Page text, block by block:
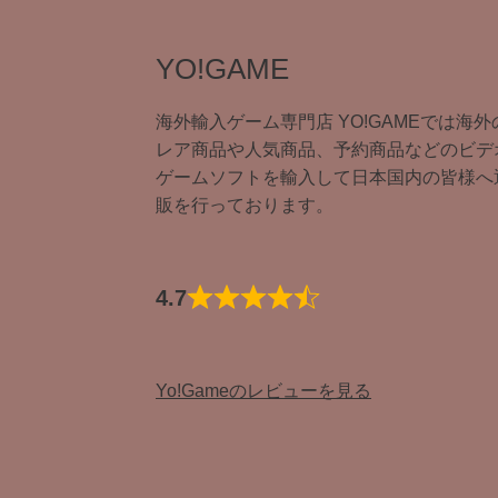
YO!GAME
海外輸入ゲーム専門店 YO!GAMEでは海外
レア商品や人気商品、予約商品などのビデ
ゲームソフトを輸入して日本国内の皆様へ
販を行っております。
4.7
Yo!Gameのレビューを見る